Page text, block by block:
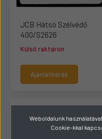
JCB Hátsó Szélvédő
400/S2626
Külső raktáron
Ajánlatkérés
Weboldalunk
Cookie-kkal